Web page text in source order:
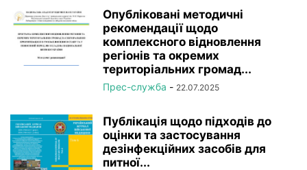
Опубліковані методичні
рекомендації щодо
комплексного відновлення
регіонів та окремих
територіальних громад...
Прес-служба - 22.07.2025
Публікація щодо підходів до
оцінки та застосування
дезінфекційних засобів для
питної...